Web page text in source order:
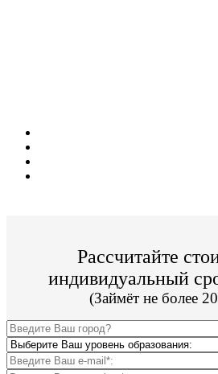
Рассчитайте
индивидуальный
(Займёт не более